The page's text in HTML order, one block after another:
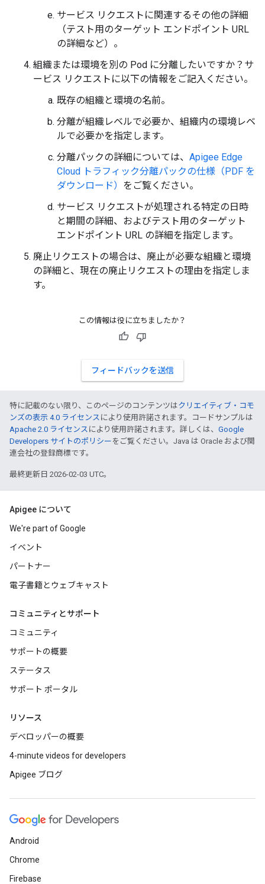
サービス リクエストに関連するその他の詳細
（テスト用のターゲット エンドポイント URL
の詳細など）。
組織または環境を別の Pod に分離したいですか？サ
ービス リクエストに以下の情報をご記入ください。
既存の組織と環境の名前。
分離が組織レベルで必要か、組織内の環境レベ
ルで必要かを指定します。
分離パックの詳細については、 Apigee Edge
Cloud トラフィック分離パックの仕様（PDF を
ダウンロード） をご覧ください。
サービス リクエストが処理される特定の日時
と期間の詳細、およびテスト用のターゲット
エンドポイント URL の詳細を指定します。
廃止リクエストの場合は、廃止が必要な組織と環境
の詳細と、現在の廃止リクエストの理由を指定しま
す。
この情報は役に立ちましたか？
フィードバックを送信
特に記載のない限り、このページのコンテンツはクリエイティブ・コモ
ンズの表示 4.0 ライセンス により使用許諾されます。コードサンプルは
Apache 2.0 ライセンス により使用許諾されます。詳しくは、 Google
Developers サイトのポリシー をご覧ください。Java は Oracle および関
連会社の登録商標です。
最終更新日 2026-02-03 UTC。
Apigee について
We're part of Google
イベント
パートナー
電子書籍とウェブキャスト
コミュニティとサポート
コミュニティ
サポートの概要
ステータス
サポート ポータル
リソース
デベロッパーの概要
4-minute videos for developers
Apigee ブログ
Android
Chrome
Firebase